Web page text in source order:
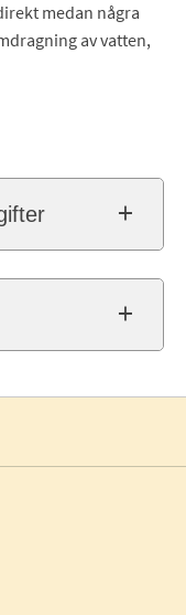
medan några
av vatten,